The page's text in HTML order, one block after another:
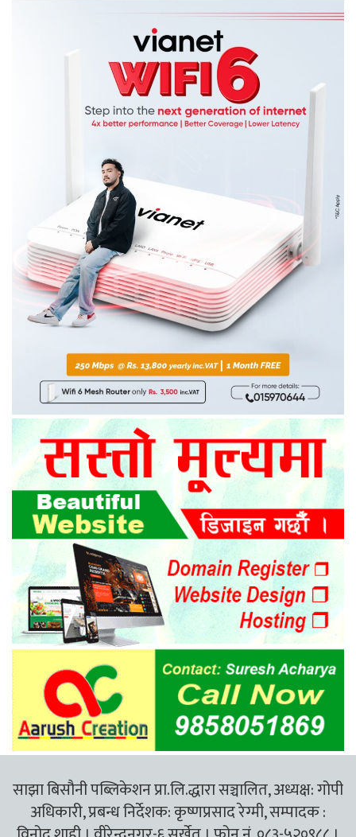
साझा बिसौनी पब्लिकेशन प्रा.लि.द्धारा सञ्चालित, अध्यक्ष: गोपी
अधिकारी, प्रबन्ध निर्देशक: कृष्णप्रसाद रेग्मी, सम्पादक :